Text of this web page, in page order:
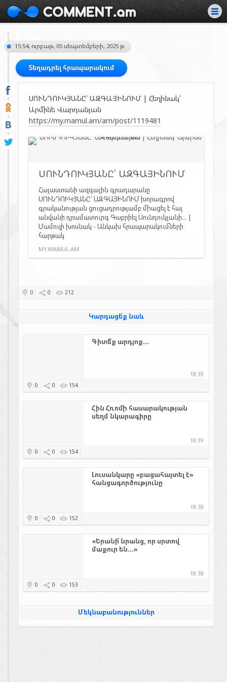
15:54, ուրբաթ, 05 սեպտեմբերի, 2025 թ.
Տեղադրել հրապարակում
ՍՈՒՆԴՈՒԿՅԱՆԸ՝ ԱԶԳԱՅԻՆՈՒՄ | Հեղինակ՝
Արմինե Վարդանյան
https://my.mamul.am/am/post/1119481
ՍՈՒՆԴՈՒԿՅԱՆԸ՝ ԱԶԳԱՅԻՆՈՒՄ
Հայաստանի ազգային գրադարանը
ՍՈՒՆԴՈՒԿՅԱՆԸ՝ ԱԶԳԱՅԻՆՈՒՄ խորագրով
գրականության ցուցադրությամբ միացել է հայ
անվանի դրամատուրգ Գաբրիել Սունդուկյանի... |
Մամուլի խոսնակ - Անկախ հրապարակումների
հարթակ
MY.MAMUL.AM
0 0 212
Կարդացե՛ք նաև
Գիտե՞ք արդյոք...
18:39
0
0 154
Հին Հռոմի հասարակության
սեղմ նկարագիրը
18:39
0
0 154
Լուսանկարը «բացահայտել է»
հանցագործությունը
18:38
0
0 152
«Երանի՜ նրանց, որ սրտով
մաքուր են...»
18:38
0
0 153
Մեկնաբանություններ